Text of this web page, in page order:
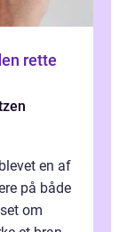
rette
en af
på både
om